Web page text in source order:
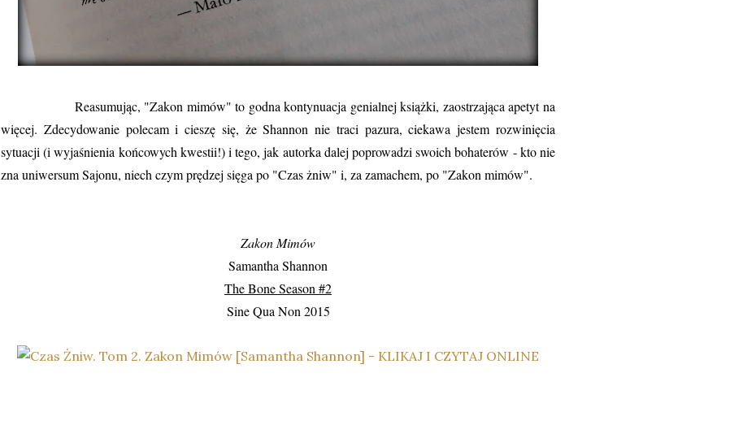
Reasumując, "Zakon mimów" to godna kontynuacja genialnej książki, zaostrzająca apetyt na
więcej. Zdecydowanie polecam i cieszę się, że Shannon nie traci pazura, ciekawa jestem rozwinięcia
sytuacji (i wyjaśnienia końcowych kwestii!) i tego, jak autorka dalej poprowadzi swoich bohaterów - kto nie
zna uniwersum Sajonu, niech czym prędzej sięga po "Czas żniw" i, za zamachem, po "Zakon mimów".
Zakon Mimów
Samantha Shannon
The Bone Season #2
Sine Qua Non 2015